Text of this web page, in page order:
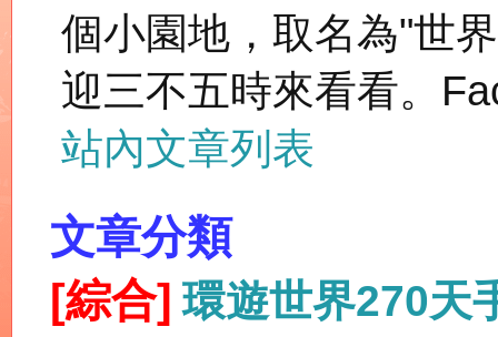
個小園地，取名為"世
迎三不五時來看看。
站內文章列表
文章分類
[綜合] 環遊世界270天